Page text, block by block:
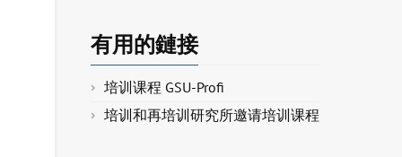
有用的鏈接
培训课程 GSU-Profi
培训和再培训研究所邀请培训课程